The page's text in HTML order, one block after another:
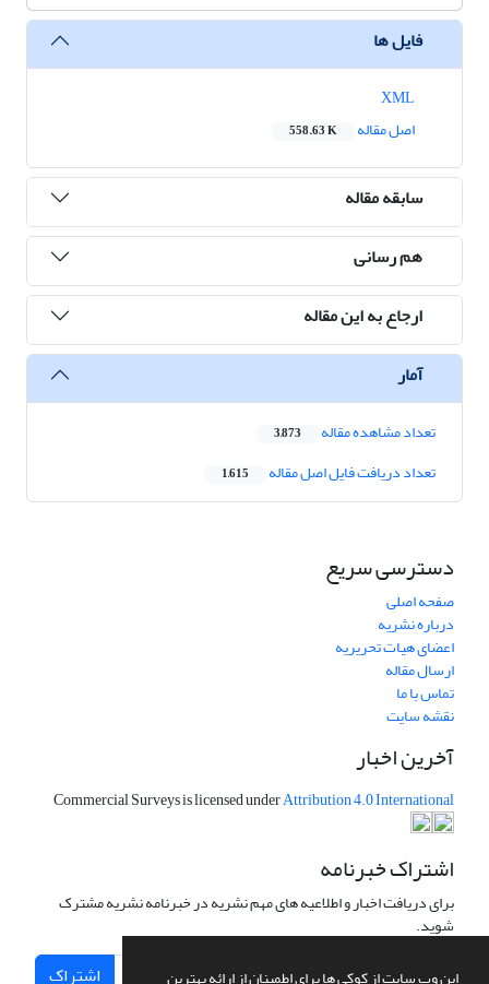
این وب سایت از کوکی ها برای اطمینان از ارائه بهترین
فایل ها
اصل مقاله
558.63 K
سابقه مقاله
هم رسانی
ارجاع به این مقاله
آمار
تعداد مشاهده مقاله 3,873
تعداد دریافت فایل اصل مقاله 1,615
دسترسی سریع
صفحه اصلی
درباره نشریه
اعضای هیات تحریریه
ارسال مقاله
تماس با ما
نقشه سایت
آخرین اخبار
Commercial Surveys is licensed underAttribution 4.0 International
اشتراک خبرنامه
برای دریافت اخبار و اطلاعیه های مهم نشریه در خبرنامه نشریه مشترک
شوید.
اشتراک